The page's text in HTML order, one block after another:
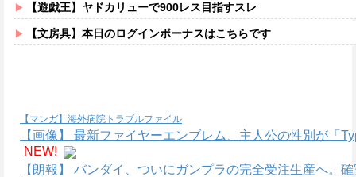
【遊戯王】ヤドカリューで900レス目指すスレ
【文房具】本日のログインボーナスはこちらです
【マンガ】海外病院トラブルファイル
【画像】 最新ファイヤーエンブレム、主人公の性別が「
NEW!
【朗報】 バンダイ、ついにガンプラの完全受注生産へ。